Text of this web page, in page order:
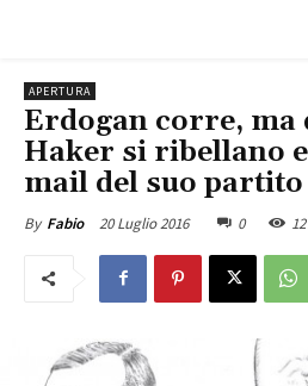
APERTURA
Erdogan corre, ma
Haker si ribellano
mail del suo partito
By Fabio 20 Luglio 2016 0